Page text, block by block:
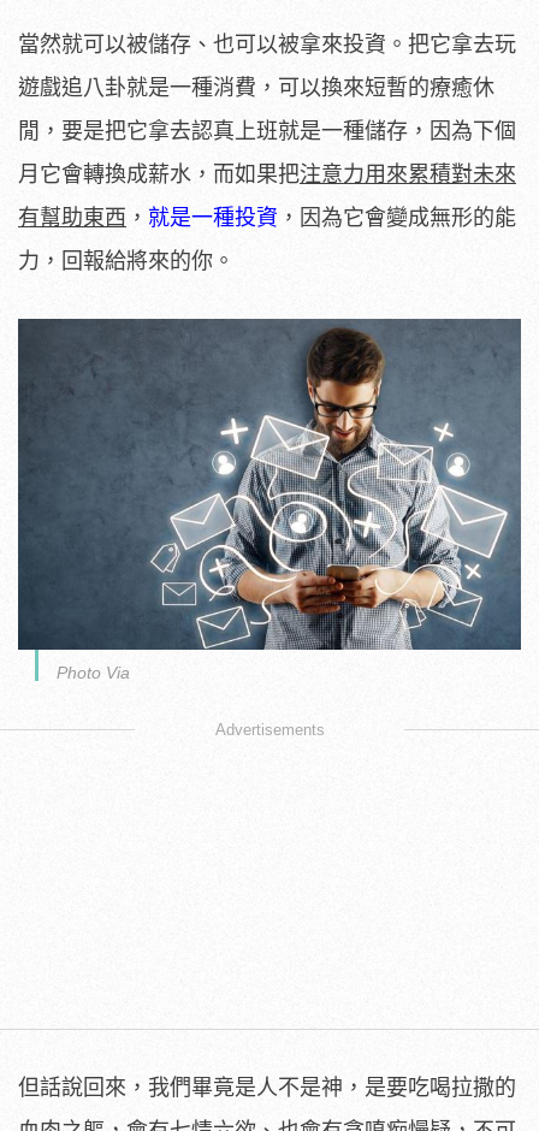
當然就可以被儲存、也可以被拿來投資。把它拿去玩
遊戲追八卦就是一種消費，可以換來短暫的療癒休
閒，要是把它拿去認真上班就是一種儲存，因為下個
月它會轉換成薪水，而如果把注意力用來累積對未來
有幫助東西 ， 就是一種投資 ，因為它會變成無形的能
力，回報給將來的你。
Photo Via
Advertisements
但話說回來，我們畢竟是人不是神，是要吃喝拉撒的